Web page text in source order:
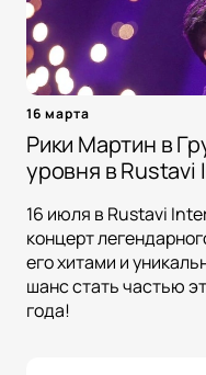
16 марта
Рики Мартин в
уровня в
16 июля в Rustavi
концерт
его хитами и
шанс стать частью
года!